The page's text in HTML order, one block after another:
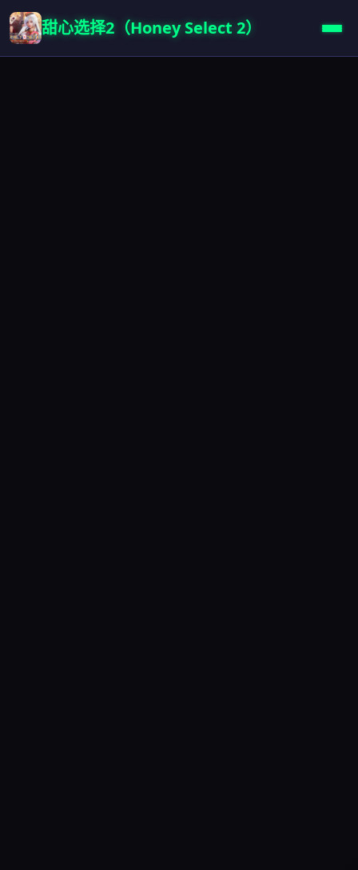
甜心选择2（Honey Select 2）